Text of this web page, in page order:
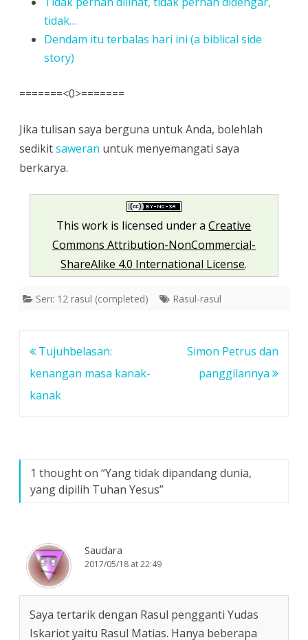
tidak…
Dendam itu terbalas hari ini (a biblical side
story)
=======<0>=======
Jika tulisan saya berguna untuk Anda, bolehlah
sedikitsaweran untuk menyemangati saya
berkarya.
This work is licensed under aCreative
Commons Attribution-NonCommercial-
ShareAlike 4.0 International License.
Seri: 12 rasul (completed) Rasul-rasul
Post
navigation
Tujuhbelasan:
kenangan masa kanak-
kanak
Simon Petrus dan
panggilannya
1 thought on “Yang tidak dipandang dunia,
yang dipilih Tuhan Yesus”
Saudara
2017/05/18 at 22:49
Saya tertarik dengan Rasul pengganti Yudas
Iskariot yaitu Rasul Matias. Hanya beberapa